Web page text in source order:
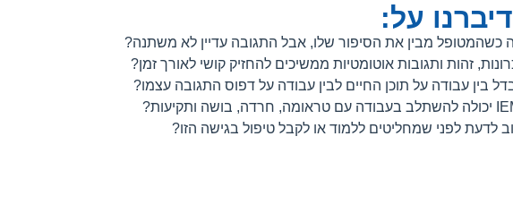
על:
כשהמטופל מבין את הסיפור שלו, אבל התגובה עדיין לא משתנה?
זהות ותגובות אוטומטיות ממשיכים להחזיק קושי לאורך זמן?
בין עבודה על תוכן החיים לבין עבודה על דפוס התגובה עצמו?
לדעת לפני שמחליטים ללמוד או לקבל טיפול בגישה הזו?